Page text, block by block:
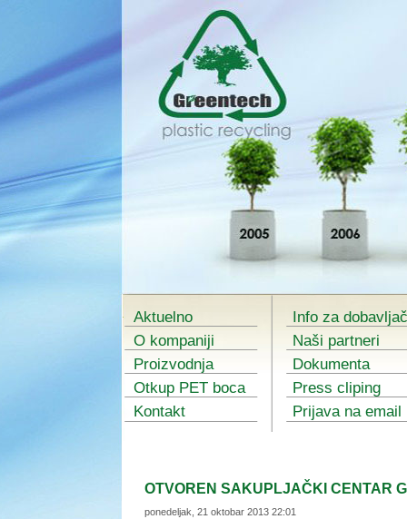
Aktuelno
O kompaniji
Proizvodnja
Otkup PET boca
Kontakt
Info za
Naši partneri
Dokumenta
Press cliping
Prijava na email
OTVOREN SAKUPLJAČKI CENTAR
ponedeljak, 21 oktobar 2013 22:01